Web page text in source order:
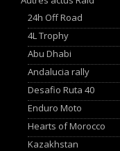
24h Off Road
4L Trophy
Abu Dhabi
Andalucia rally
Desafio Ruta 40
Enduro Moto
Hearts of Morocco
Kazakhstan